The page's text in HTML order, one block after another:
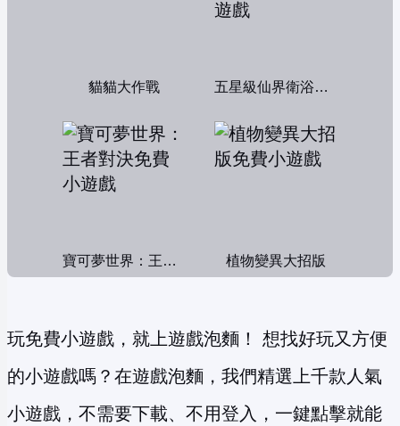
貓貓大作戰 五星級仙界衛浴帝國
寶可夢世界：王者對決 植物變異大招版
玩免費小遊戲，就上遊戲泡麵！ 想找好玩又方便
的小遊戲嗎？在遊戲泡麵，我們精選上千款人氣
小遊戲，不需要下載、不用登入，一鍵點擊就能